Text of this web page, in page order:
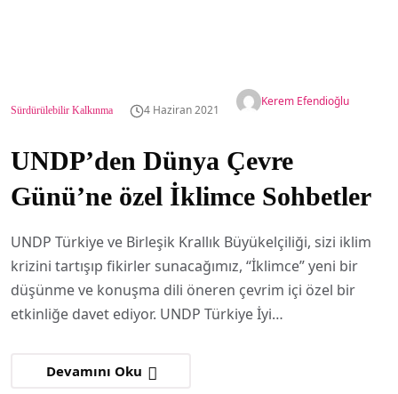
Sürdürülebilir Kalkınma 4 Haziran 2021
Kerem Efendioğlu
UNDP’den Dünya Çevre
Günü’ne özel İklimce Sohbetler
UNDP Türkiye ve Birleşik Krallık Büyükelçiliği, sizi iklim
krizini tartışıp fikirler sunacağımız, “İklimce” yeni bir
düşünme ve konuşma dili öneren çevrim içi özel bir
etkinliğe davet ediyor. UNDP Türkiye İyi…
Devamını Oku